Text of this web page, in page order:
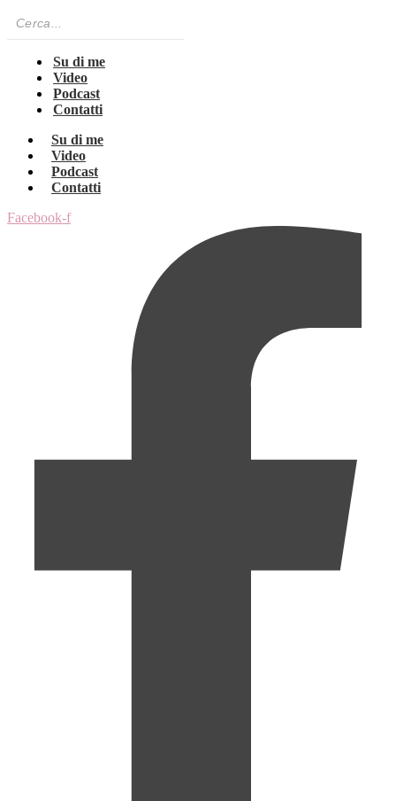
Su di me
Video
Podcast
Contatti
Su di me
Video
Podcast
Contatti
Facebook-f